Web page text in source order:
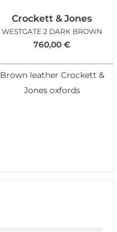
Crockett & Jones
WESTGATE 2 DARK BROWN
760,00 €
Brown leather Crockett &
Jones oxfords